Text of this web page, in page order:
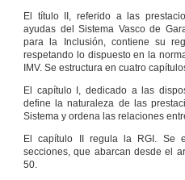
Artículo 141Deber
de cooperación y
coordinación entre
las
públicas.
Artículo 142
Comisión
Interinstitucional
para la Inclusión.
El título II, referido a las
ayudas del Sistema Vasco de
para la Inclusión, contiene su
respetando lo dispuesto en la
IMV. Se estructura en cuatro
El capítulo I, dedicado a las
define la naturaleza de las
Sistema y ordena las relaciones
El capítulo II regula la RGI. Se
secciones, que abarcan desde el
50.